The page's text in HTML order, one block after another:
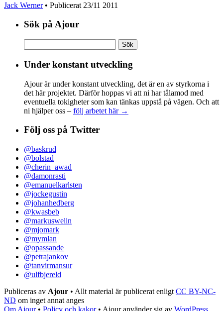
Jack Werner• Publicerat 23/11 2011
Sök på Ajour
efter:
Under konstant utveckling
Ajour är under konstant utveckling, det är en av styrkorna i
det här projektet. Därför hoppas vi att ni har tålamod med
eventuella tokigheter som kan tänkas uppstå på vägen. Och att
ni hjälper oss – följ arbetet här →
Följ oss på Twitter
@baskrud
@bolstad
@cherin_awad
@damonrasti
@emanuelkarlsten
@jockegustin
@johanhedberg
@kwasbeb
@markuswelin
@mjomark
@mymlan
@opassande
@petrajankov
@tanvirmansur
@ulfbjereld
Publiceras av Ajour • Allt material är publicerat enligt CC BY-NC-
ND om inget annat anges
Om Ajour• Policy och kakor• Ajour använder sig av WordPress